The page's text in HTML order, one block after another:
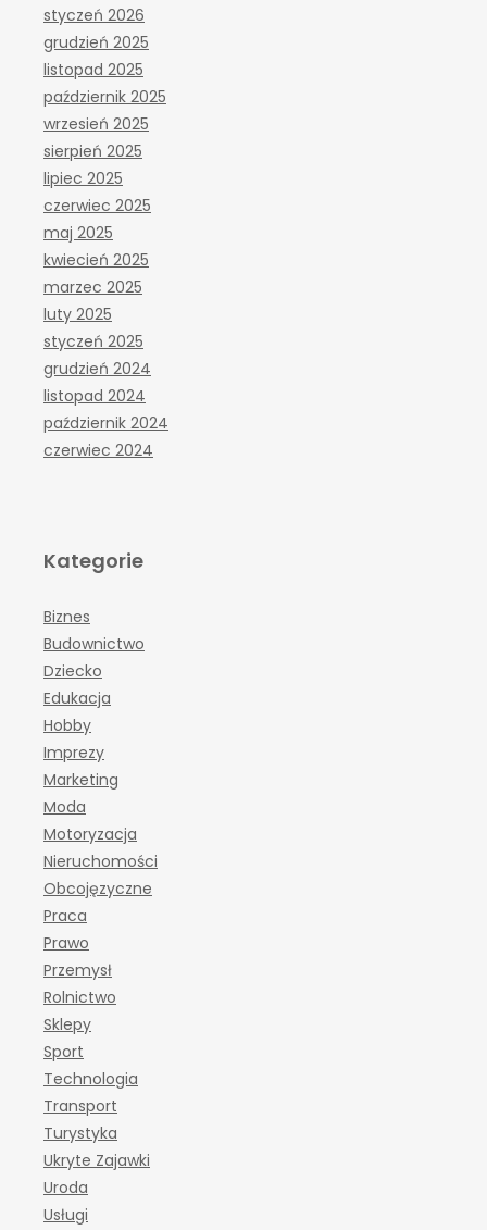
styczeń 2026
grudzień 2025
listopad 2025
październik 2025
wrzesień 2025
sierpień 2025
lipiec 2025
czerwiec 2025
maj 2025
kwiecień 2025
marzec 2025
luty 2025
styczeń 2025
grudzień 2024
listopad 2024
październik 2024
czerwiec 2024
Kategorie
Biznes
Budownictwo
Dziecko
Edukacja
Hobby
Imprezy
Marketing
Moda
Motoryzacja
Nieruchomości
Obcojęzyczne
Praca
Prawo
Przemysł
Rolnictwo
Sklepy
Sport
Technologia
Transport
Turystyka
Ukryte Zajawki
Uroda
Usługi